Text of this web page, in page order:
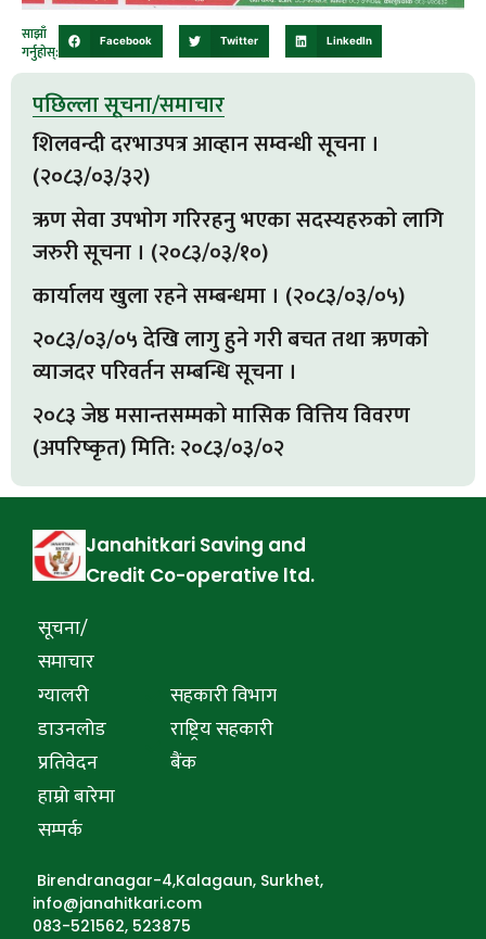
साझाँ
गर्नुहोस्:
Facebook Twitter LinkedIn
पछिल्ला सूचना/समाचार
शिलवन्दी दरभाउपत्र आव्हान सम्वन्धी सूचना ।
(२०८३/०३/३२)
ऋण सेवा उपभाेग गरिरहनु भएका सदस्यहरुकाे लागि
जरुरी सूचना । (२०८३/०३/१०)
कार्यालय खुला रहने सम्बन्धमा । (२०८३/०३/०५)
२०८३/०३/०५ देखि लागु हुने गरी बचत तथा ऋणकाे
व्याजदर परिवर्तन सम्बन्धि सूचना ।
२०८३ जेष्ठ मसान्तसम्मकाे मासिक वित्तिय विवरण
(अपरिष्कृत) मिति: २०८३/०३/०२
Janahitkari Saving and
Credit Co-operative ltd.
सूचना/
समाचार
ग्यालरी
डाउनलोड
प्रतिवेदन
हाम्रो बारेमा
सम्पर्क
सहकारी विभाग
राष्ट्रिय सहकारी
बैंक
Birendranagar-4,Kalagaun, Surkhet,
info@janahitkari.com
083-521562, 523875